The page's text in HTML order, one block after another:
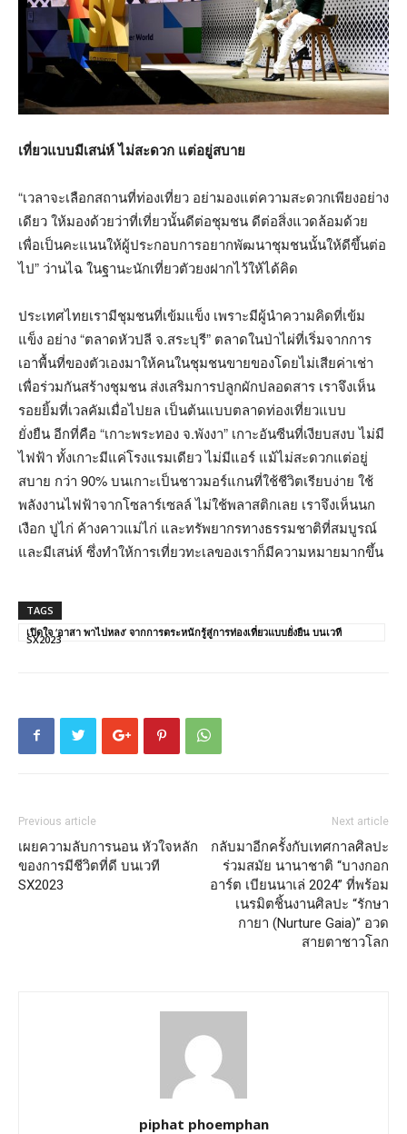
เที่ยวแบบมีเสน่ห์ ไม่สะดวก แต่อยู่สบาย
“เวลาจะเลือกสถานที่ท่องเที่ยว อย่ามองแต่ความสะดวกเพียงอย่าง
เดียว ให้มองด้วยว่าที่เที่ยวนั้นดีต่อชุมชน ดีต่อสิ่งแวดล้อมด้วย
เพื่อเป็นคะแนนให้ผู้ประกอบการอยากพัฒนาชุมชนนั้นให้ดีขึ้นต่อ
ไป” ว่านไฉ ในฐานะนักเที่ยวตัวยงฝากไว้ให้ได้คิด
ประเทศไทยเรามีชุมชนที่เข้มแข็ง เพราะมีผู้นำความคิดที่เข้ม
แข็ง อย่าง “ตลาดหัวปลี จ.สระบุรี” ตลาดในป่าไผ่ที่เริ่มจากการ
เอาพื้นที่ของตัวเองมาให้คนในชุมชนขายของโดยไม่เสียค่าเช่า
เพื่อร่วมกันสร้างชุมชน ส่งเสริมการปลูกผักปลอดสาร เราจึงเห็น
รอยยิ้มที่เวลคัมเมื่อไปยล เป็นต้นแบบตลาดท่องเที่ยวแบบ
ยั่งยืน อีกที่คือ “เกาะพระทอง จ.พังงา” เกาะอันซีนที่เงียบสงบ ไม่มี
ไฟฟ้า ทั้งเกาะมีแค่โรงแรมเดียว ไม่มีแอร์ แม้ไม่สะดวกแต่อยู่
สบาย กว่า 90% บนเกาะเป็นชาวมอร์แกนที่ใช้ชีวิตเรียบง่าย ใช้
พลังงานไฟฟ้าจากโซลาร์เซลล์ ไม่ใช้พลาสติกเลย เราจึงเห็นนก
เงือก ปูไก่ ค้างคาวแม่ไก่ และทรัพยากรทางธรรมชาติที่สมบูรณ์
และมีเสน่ห์ ซึ่งทำให้การเที่ยวทะเลของเราก็มีความหมายมากขึ้น
TAGS
เปิดใจ ‘อาสา พาไปหลง’ จากการตระหนักรู้สู่การท่องเที่ยวแบบยั่งยืน บนเวที
SX2023
Previous article
เผยความลับการนอน หัวใจหลัก
ของการมีชีวิตที่ดี บนเวที
SX2023
Next article
กลับมาอีกครั้งกับเทศกาลศิลปะ
ร่วมสมัย นานาชาติ “บางกอก
อาร์ต เบียนนาเล่ 2024” ที่พร้อม
เนรมิตชิ้นงานศิลปะ “รักษา
กายา (Nurture Gaia)” อวด
สายตาชาวโลก
piphat phoemphan